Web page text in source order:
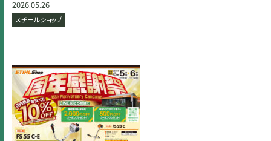
2026.05.26
スチールショップ